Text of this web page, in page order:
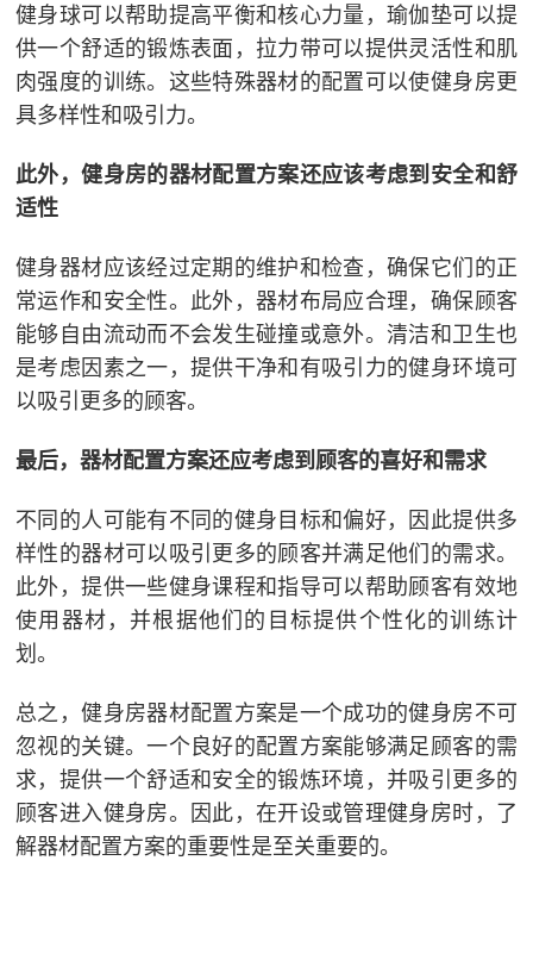
健身球可以帮助提高平衡和核心力量，瑜伽垫可以提
供一个舒适的锻炼表面，拉力带可以提供灵活性和肌
肉强度的训练。这些特殊器材的配置可以使健身房更
具多样性和吸引力。
此外，健身房的器材配置方案还应该考虑到安全和舒
适性
健身器材应该经过定期的维护和检查，确保它们的正
常运作和安全性。此外，器材布局应合理，确保顾客
能够自由流动而不会发生碰撞或意外。清洁和卫生也
是考虑因素之一，提供干净和有吸引力的健身环境可
以吸引更多的顾客。
最后，器材配置方案还应考虑到顾客的喜好和需求
不同的人可能有不同的健身目标和偏好，因此提供多
样性的器材可以吸引更多的顾客并满足他们的需求。
此外，提供一些健身课程和指导可以帮助顾客有效地
使用器材，并根据他们的目标提供个性化的训练计
划。
总之，健身房器材配置方案是一个成功的健身房不可
忽视的关键。一个良好的配置方案能够满足顾客的需
求，提供一个舒适和安全的锻炼环境，并吸引更多的
顾客进入健身房。因此，在开设或管理健身房时，了
解器材配置方案的重要性是至关重要的。